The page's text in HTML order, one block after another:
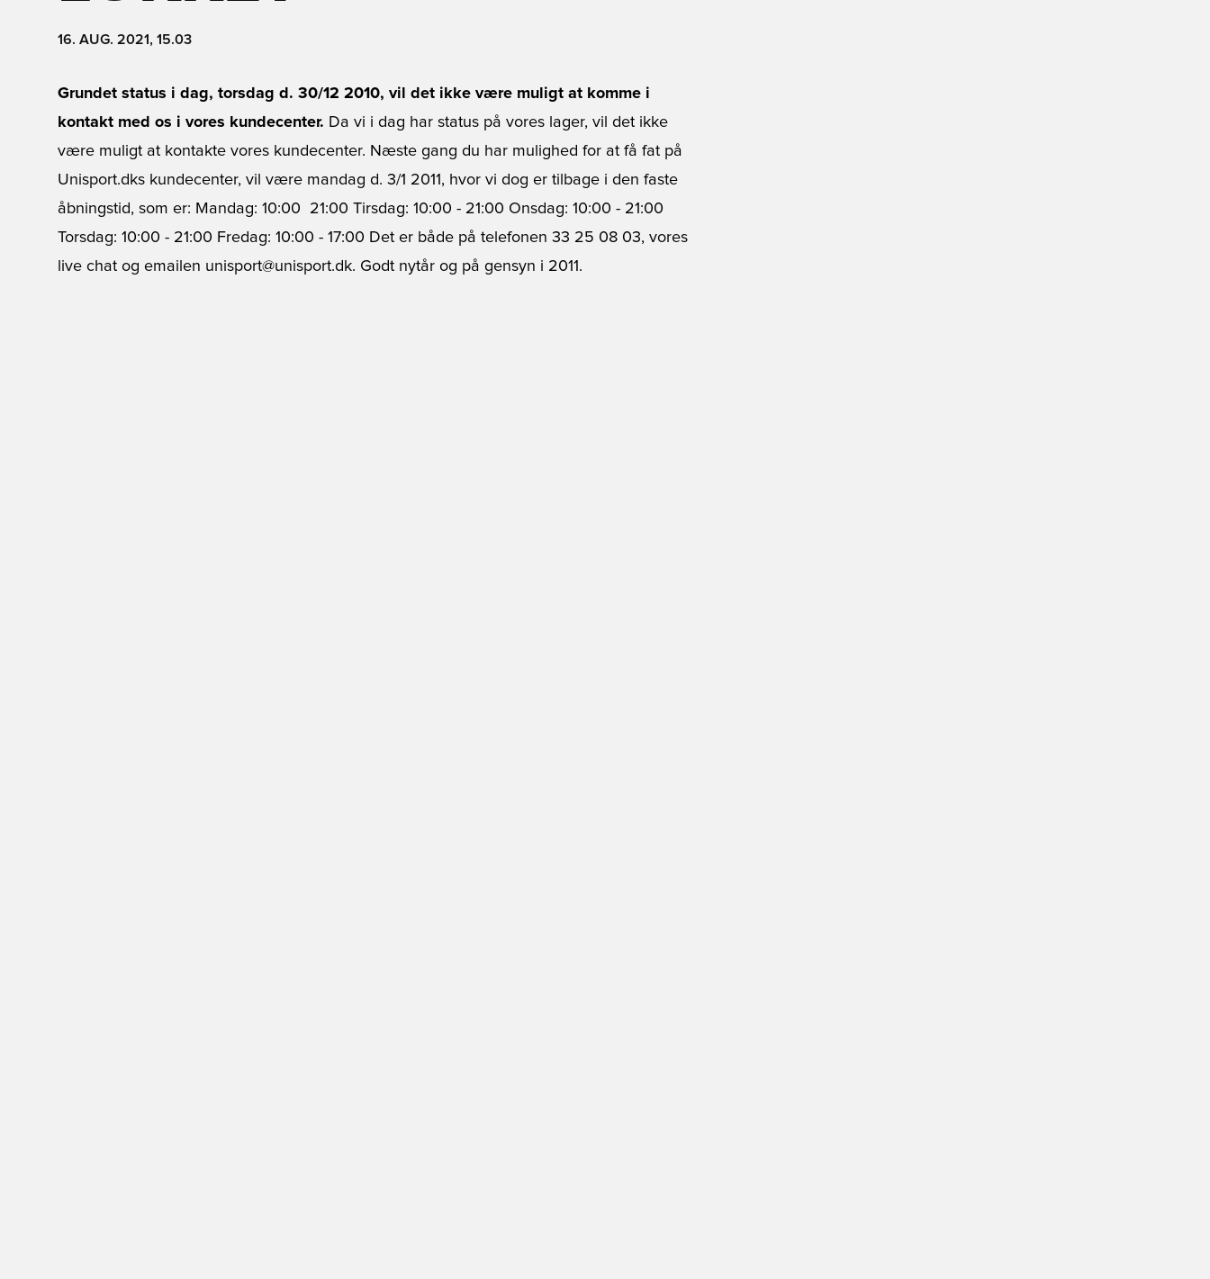
16. AUG. 2021, 15.03
Grundet status i dag, torsdag d. 30/12 2010, vil det ikke være muligt at komme i
kontakt med os i vores kundecenter. Da vi i dag har status på vores lager, vil det ikke
være muligt at kontakte vores kundecenter. Næste gang du har mulighed for at få fat på
Unisport.dks kundecenter, vil være mandag d. 3/1 2011, hvor vi dog er tilbage i den faste
åbningstid, som er: Mandag: 10:00  21:00 Tirsdag: 10:00 - 21:00 Onsdag: 10:00 - 21:00
Torsdag: 10:00 - 21:00 Fredag: 10:00 - 17:00 Det er både på telefonen 33 25 08 03, vores
live chat og emailen unisport@unisport.dk. Godt nytår og på gensyn i 2011.